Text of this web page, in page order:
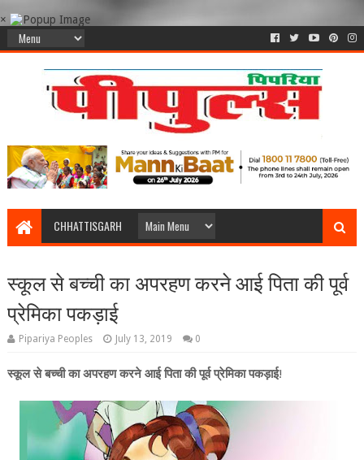
×
CHHATTISGARH
स्कूल से बच्ची का अपरहण करने आई पिता की पूर्व
प्रेमिका पकड़ाई
Pipariya Peoples July 13, 2019 0
स्कूल से बच्ची का अपरहण करने आई पिता की पूर्व प्रेमिका पकड़ाई!